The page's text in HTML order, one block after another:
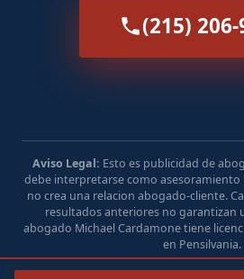
(215)
Aviso Legal: Esto es publicidad de
debe interpretarse como asesoramiento
no crea una relacion abogado-cliente.
resultados anteriores no garantizan
abogado Michael Cardamone tiene
en Pensilvania.